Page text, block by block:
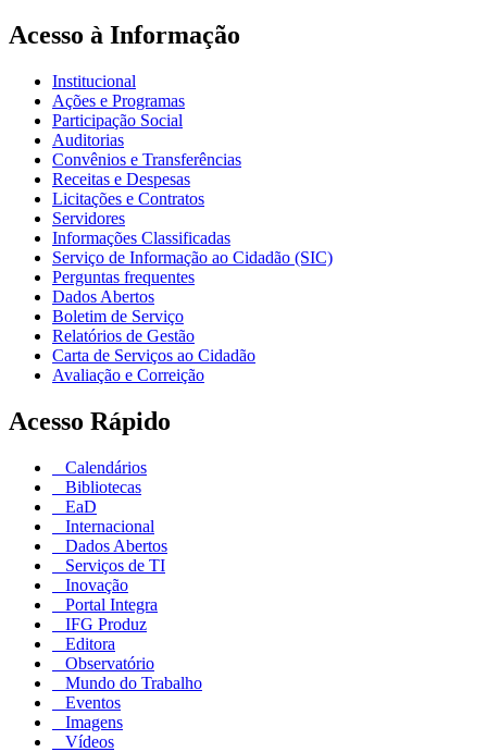
Acesso à Informação
Institucional
Ações e Programas
Participação Social
Auditorias
Convênios e Transferências
Receitas e Despesas
Licitações e Contratos
Servidores
Informações Classificadas
Serviço de Informação ao Cidadão (SIC)
Perguntas frequentes
Dados Abertos
Boletim de Serviço
Relatórios de Gestão
Carta de Serviços ao Cidadão
Avaliação e Correição
Acesso Rápido
Calendários
Bibliotecas
EaD
Internacional
Dados Abertos
Serviços de TI
Inovação
Portal Integra
IFG Produz
Editora
Observatório
Mundo do Trabalho
Eventos
Imagens
Vídeos